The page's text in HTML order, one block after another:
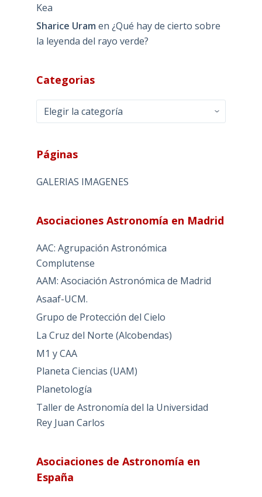
Kea
Sharice Uram en ¿Qué hay de cierto sobre
la leyenda del rayo verde?
Categorias
Categorias
Páginas
GALERIAS IMAGENES
Asociaciones Astronomía en Madrid
AAC: Agrupación Astronómica
Complutense
AAM: Asociación Astronómica de Madrid
Asaaf-UCM.
Grupo de Protección del Cielo
La Cruz del Norte (Alcobendas)
M1 y CAA
Planeta Ciencias (UAM)
Planetología
Taller de Astronomía del la Universidad
Rey Juan Carlos
Asociaciones de Astronomía en
España